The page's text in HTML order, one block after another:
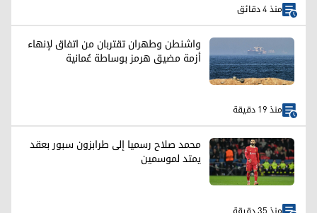
منذ 4 دقائق
واشنطن وطهران تقتربان من اتفاق لإنهاء
أزمة مضيق هرمز بوساطة عُمانية
منذ 19 دقيقة
محمد صلاح رسميا إلى طرابزون سبور بعقد
يمتد لموسمين